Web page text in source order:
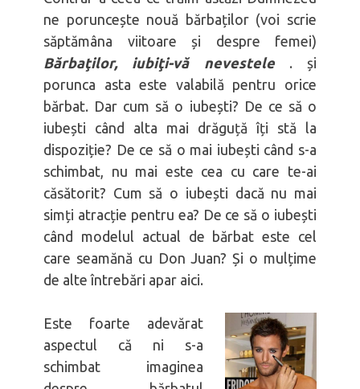
ne poruncește nouă bărbaților (voi scrie
săptămâna viitoare și despre femei)
Bărbaţilor, iubiţi-vă nevestele. și
porunca asta este valabilă pentru orice
bărbat. Dar cum să o iubești? De ce să o
iubești când alta mai drăguță îți stă la
dispoziție? De ce să o mai iubești când s-a
schimbat, nu mai este cea cu care te-ai
căsătorit? Cum să o iubești dacă nu mai
simți atracție pentru ea? De ce să o iubești
când modelul actual de bărbat este cel
care seamănă cu Don Juan? Și o mulțime
de alte întrebări apar aici.
Este foarte adevărat
aspectul că ni s-a
schimbat imaginea